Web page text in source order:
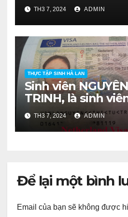
Nông Học, lớp
khóa 2016-2020.
TH3 7, 2024 ADMIN
THỰC TẬP SINH HÀ LAN
Sinh viên
TRINH, là sinh
Bảo Vệ Thực Vật,
khóa 2016-2020.
TH3 7, 2024 ADMIN
Để lại một bình
Email của bạn sẽ không được